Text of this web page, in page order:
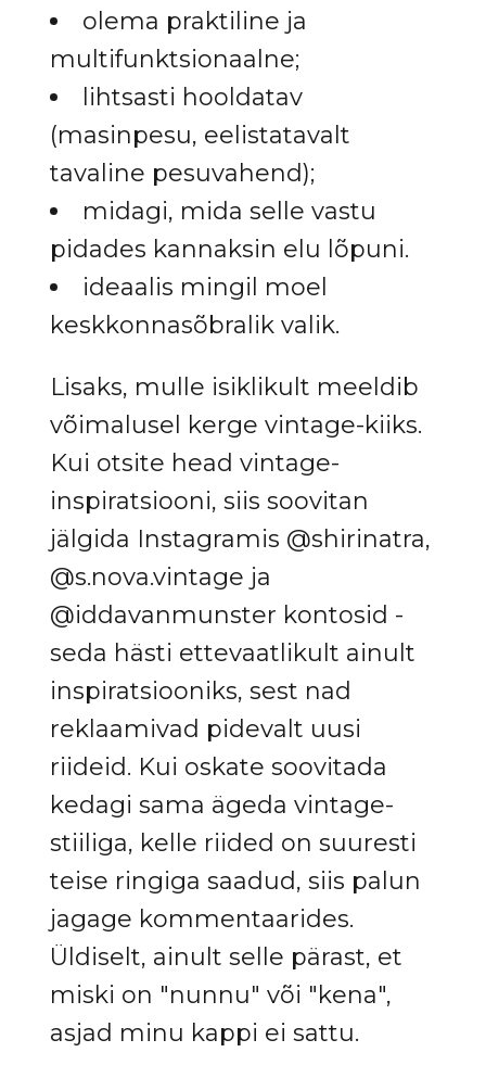
olema praktiline ja
multifunktsionaalne;
lihtsasti hooldatav
(masinpesu, eelistatavalt
tavaline pesuvahend);
midagi, mida selle vastu
pidades kannaksin elu lõpuni.
ideaalis mingil moel
keskkonnasõbralik valik.
Lisaks, mulle isiklikult meeldib
võimalusel kerge vintage-kiiks.
Kui otsite head vintage-
inspiratsiooni, siis soovitan
jälgida Instagramis @shirinatra,
@s.nova.vintage ja
@iddavanmunster kontosid -
seda hästi ettevaatlikult ainult
inspiratsiooniks, sest nad
reklaamivad pidevalt uusi
riideid. Kui oskate soovitada
kedagi sama ägeda vintage-
stiiliga, kelle riided on suuresti
teise ringiga saadud, siis palun
jagage kommentaarides.
Üldiselt, ainult selle pärast, et
miski on "nunnu" või "kena",
asjad minu kappi ei sattu.